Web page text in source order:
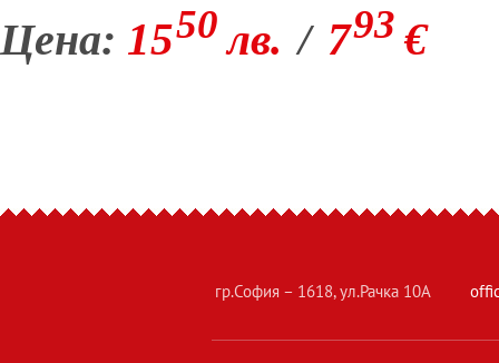
Цена: 1550лв. / 793€
гр.София – 1618, ул.Рачка 10А